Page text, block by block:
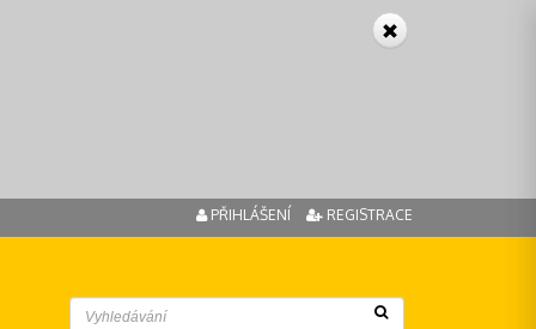
PŘIHLÁŠENÍ REGISTRACE